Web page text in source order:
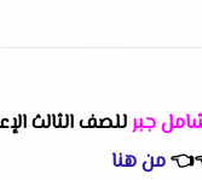
جبرللصف الثالث
👈من هنا